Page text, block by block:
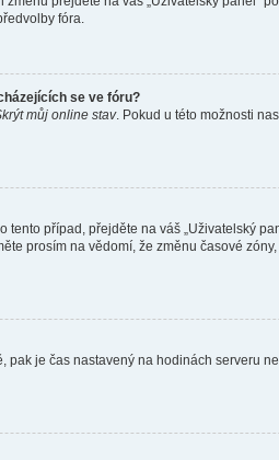
fóra.
se ve fóru?
můj online stav. Pokud u této možnosti
případ, přejděte na váš „Uživatelský
prosím na vědomí, že změnu časové
je čas nastavený na hodinách serveru